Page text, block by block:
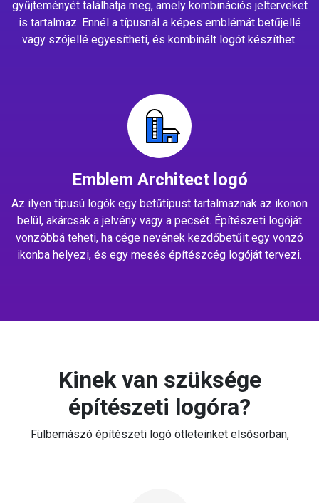
gyűjteményét találhatja meg, amely kombinációs jelterveket
is tartalmaz. Ennél a típusnál a képes emblémát betűjellé
vagy szójellé egyesítheti, és kombinált logót készíthet.
Emblem Architect logó
Az ilyen típusú logók egy betűtípust tartalmaznak az ikonon
belül, akárcsak a jelvény vagy a pecsét. Építészeti logóját
vonzóbbá teheti, ha cége nevének kezdőbetűit egy vonzó
ikonba helyezi, és egy mesés építészcég logóját tervezi.
Kinek van szüksége
építészeti logóra?
Fülbemászó építészeti logó ötleteinket elsősorban,